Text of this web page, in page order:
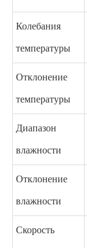
Колебания
температуры
Отклонение
температуры
Диапазон
влажности
Отклонение
влажности
Скорость